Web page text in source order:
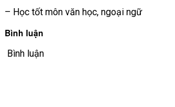
– Học tốt môn văn học, ngoại ngữ
Bình luận
Bình luận